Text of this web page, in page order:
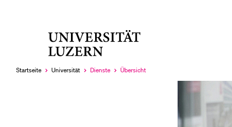
Startseite Universität
Aktuell
Dienste
Aktuell
Übersicht
LETZTE SUCHEN